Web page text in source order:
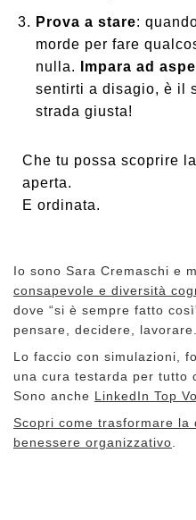
Prova a stare:
morde per fare
nulla.
Impara ad
sentirti a disagio, è il
strada giusta!
Che tu possa scoprire
aperta.
E ordinata.
Io sono Sara Cremaschi e
consapevole e diversità
dove “si è sempre fatto
pensare, decidere, lavorare.
Lo faccio con simulazioni,
una cura testarda per tutto
Sono anche LinkedIn Top
Scopri come trasformare la
benessere organizzativo.